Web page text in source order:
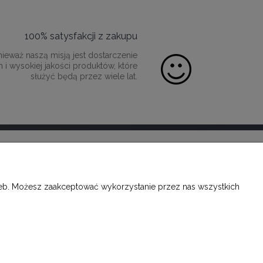
100% satysfakcji z zakupu
naszą misją jest dostarczenie
i wysokiej jakości produktów, które
służyć będą przez wiele lat.
KONTAKT
Możesz zaakceptować wykorzystanie przez nas wszystkich